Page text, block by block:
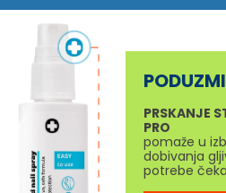
PRSKANJE
PRO
pomaže u
dobivanja
potrebe